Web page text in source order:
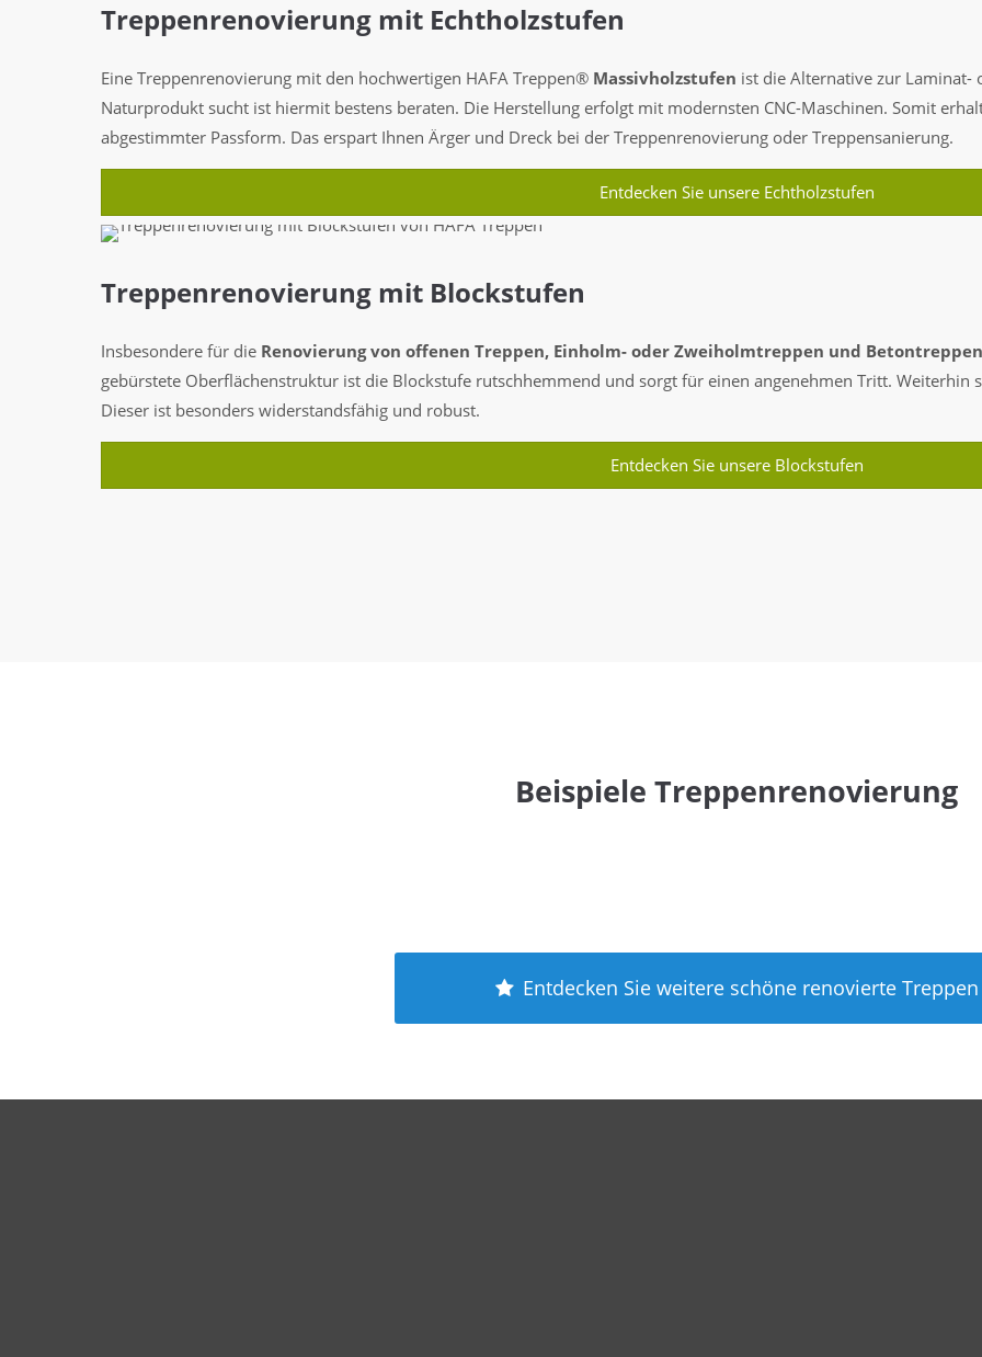
Treppenrenovierung mit Echtholzstufen
Eine Treppenrenovierung mit den hochwertigen HAFA Treppen® Massivholzstufen ist die Alternative zur Laminat-
Naturprodukt sucht ist hiermit bestens beraten. Die Herstellung erfolgt mit modernsten CNC-Maschinen. Somit
abgestimmter Passform. Das erspart Ihnen Ärger und Dreck bei der Treppenrenovierung oder Treppensanierung.
Entdecken Sie unsere Echtholzstufen
Treppenrenovierung mit Blockstufen
Insbesondere für die Renovierung von offenen Treppen, Einholm- oder Zweiholmtreppen und Betontreppen
gebürstete Oberflächenstruktur ist die Blockstufe rutschhemmend und sorgt für einen angenehmen Tritt. Weiterhin
Dieser ist besonders widerstandsfähig und robust.
Entdecken Sie unsere Blockstufen
Beispiele Treppenrenovierung
Entdecken Sie weitere schöne renovierte Treppen